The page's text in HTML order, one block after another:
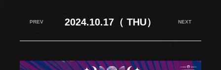
PREV 2024.10.17（ THU） NEXT